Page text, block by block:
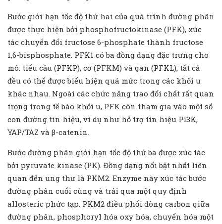
Bước giới hạn tốc độ thứ hai của quá trình đường phân
được thực hiện bởi phosphofructokinase (PFK), xúc
tác chuyển đổi fructose 6-phosphate thành fructose
1,6-bisphosphate. PFK1 có ba đồng dạng đặc trưng cho
mô: tiểu cầu (PFKP), cơ (PFKM) và gan (PFKL), tất cả
đều có thể được biểu hiện quá mức trong các khối u
khác nhau. Ngoài các chức năng trao đổi chất rất quan
trọng trong tế bào khối u, PFK còn tham gia vào một số
con đường tín hiệu, ví dụ như hỗ trợ tín hiệu PI3K,
YAP/TAZ và β-catenin.
Bước đường phân giới hạn tốc độ thứ ba được xúc tác
bởi pyruvate kinase (PK). Đồng dạng nổi bật nhất liên
quan đến ung thư là PKM2. Enzyme này xúc tác bước
đường phân cuối cùng và trải qua một quy định
allosteric phức tạp. PKM2 điều phối dòng carbon giữa
đường phân, phosphoryl hóa oxy hóa, chuyển hóa một